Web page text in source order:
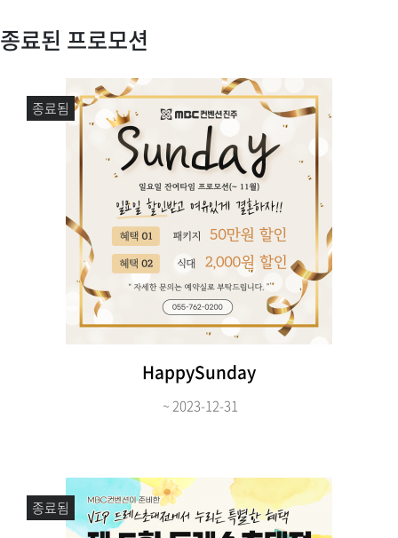
종료된 프로모션
HappySunday
종료됨
~ 2023-12-31
종료됨